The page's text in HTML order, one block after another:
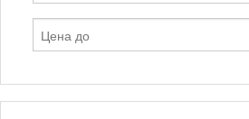
Kонтакты